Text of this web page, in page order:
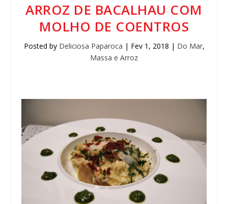
ARROZ DE BACALHAU COM
MOLHO DE COENTROS
Posted by Deliciosa Paparoca | Fev 1, 2018 | Do Mar,
Massa e Arroz